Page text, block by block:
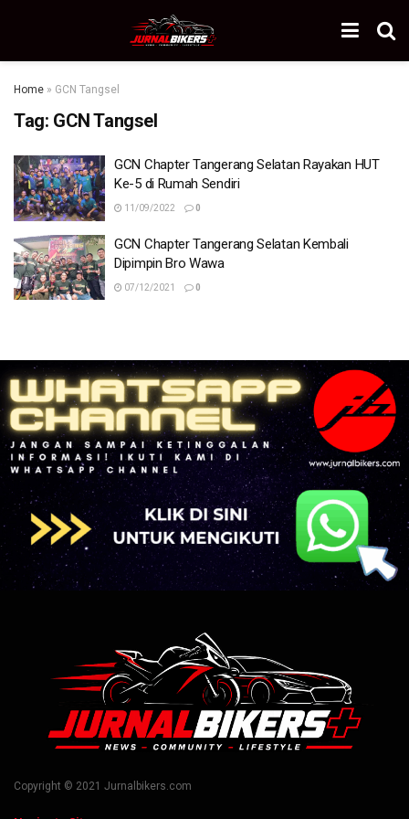
Home » GCN Tangsel
Tag: GCN Tangsel
GCN Chapter Tangerang Selatan Rayakan HUT
Ke-5 di Rumah Sendiri
11/09/2022 0
GCN Chapter Tangerang Selatan Kembali
Dipimpin Bro Wawa
07/12/2021 0
Copyright © 2021 Jurnalbikers.com